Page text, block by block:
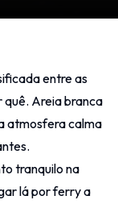
entre as
quê. Areia branca
atmosfera calma
tranquilo na
lá porferry a